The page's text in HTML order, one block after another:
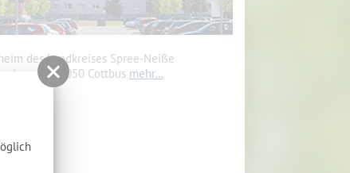
des Landkreises Spree-Neiße
5, 03050 Cottbus mehr…